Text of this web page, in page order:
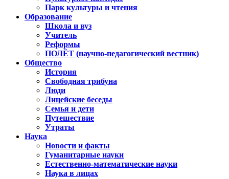
Парк культуры и чтения
Образование
Школа и вуз
Учитель
Реформы
ПОЛЁТ (научно-педагогический вестник)
Общество
История
Свободная трибуна
Люди
Лицейские беседы
Семья и дети
Путешествие
Утраты
Наука
Новости и факты
Гуманитарные науки
Естественно-математические науки
Наука в лицах